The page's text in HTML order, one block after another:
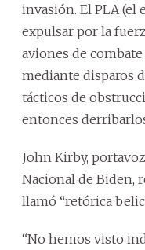
invasión. El PLA (el
expulsar por la
aviones de
mediante disparos
tácticos de
entonces
John Kirby,
Nacional de Biden,
llamó “retórica
“No hemos visto